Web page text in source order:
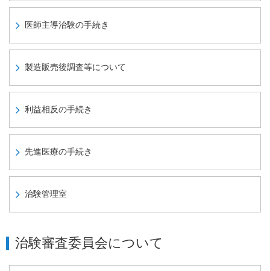
医師主導治験の手続き
製造販売後調査等について
利益相反の手続き
先進医療の手続き
治験管理室
治験審査委員会について